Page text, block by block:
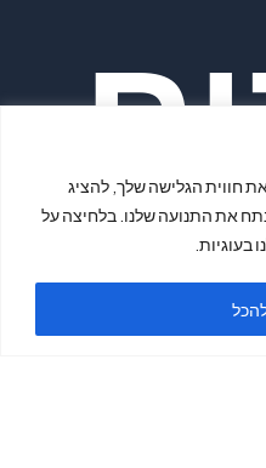
חווית הגלישה שלך, להציג
את התנועה שלנו. בלחיצה על